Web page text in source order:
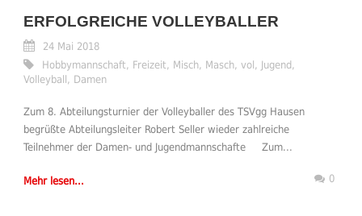
ERFOLGREICHE VOLLEYBALLER
24 Mai 2018
Hobbymannschaft, Freizeit, Misch, Masch, vol, Jugend,
Volleyball, Damen
Zum 8. Abteilungsturnier der Volleyballer des TSVgg Hausen
begrüßte Abteilungsleiter Robert Seller wieder zahlreiche
Teilnehmer der Damen- und Jugendmannschafte Zum...
Mehr lesen... 0